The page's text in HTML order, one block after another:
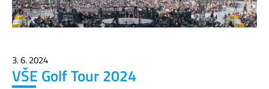
3. 6. 2024
VŠE Golf Tour 2024